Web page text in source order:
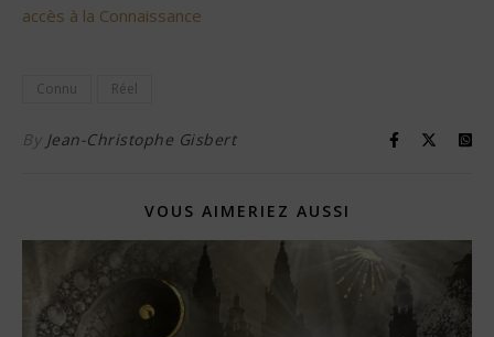
accès à la Connaissance
Connu Réel
By Jean-Christophe Gisbert
VOUS AIMERIEZ AUSSI